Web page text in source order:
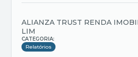
ALIANZA TRUST RENDA
LIM
CATEGORIA:
Relatórios